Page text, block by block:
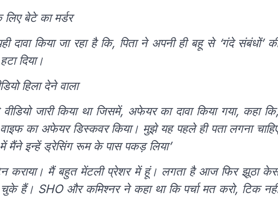
बेटे का मर्डर
किया जा रहा है कि, पिता ने अपनी ही बहू से ‘गंदे संबंधों’
दिया।
हिला देने वाला
जारी किया था जिसमें, अफेयर का दावा किया गया, कहा कि,
का अफेयर डिस्कवर किया। मुझे यह पहले ही पता लगना
मैंने इन्हें ड्रेसिंग रूम के पास पकड़ लिया’
कराया। मैं बहुत मेंटली प्रेशर में हूं। लगता है आज फिर झूठा
हैं। SHO और कमिश्नर ने कहा था कि पर्चा मत करो, टिक